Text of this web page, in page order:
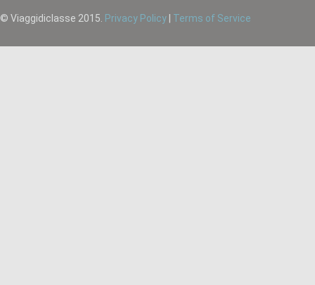
© Viaggidiclasse 2015. Privacy Policy Terms of Service